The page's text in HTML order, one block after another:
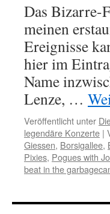
Das Bizarre-
meinen
Ereignisse
hier im
Name
Lenze, …
Veröffentlicht unter
legendäre Konzerte |
Giessen, Borsigallee,
Pixies, Pogues with
beat in the